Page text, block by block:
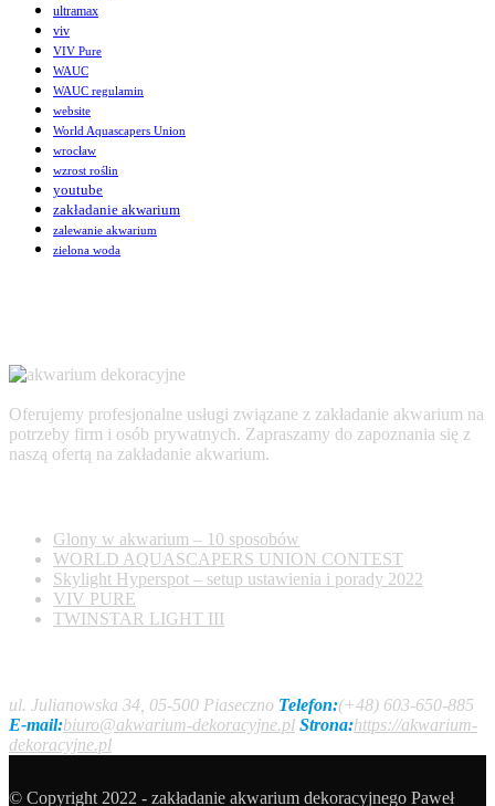
ultramax
viv
VIV Pure
WAUC
WAUC regulamin
website
World Aquascapers Union
wrocław
wzrost roślin
youtube
zakładanie akwarium
zalewanie akwarium
zielona woda
Oferujemy profesjonalne usługi związane z zakładanie akwarium na
potrzeby firm i osób prywatnych. Zapraszamy do zapoznania się z
naszą ofertą na zakładanie akwarium.
Glony w akwarium – 10 sposobów
WORLD AQUASCAPERS UNION CONTEST
Skylight Hyperspot – setup ustawienia i porady 2022
VIV PURE
TWINSTAR LIGHT III
ul. Julianowska 34, 05-500 Piaseczno Telefon:(+48) 603-650-885
E-mail:biuro@akwarium-dekoracyjne.pl Strona:https://akwarium-
dekoracyjne.pl
© Copyright 2022 - zakładanie akwarium dekoracyjnego Paweł